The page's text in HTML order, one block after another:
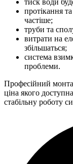
протікання та
частіше;
труби та
витрати на
збільшаться;
система
проблеми.
Професійний
ціна якого
стабільну роботу